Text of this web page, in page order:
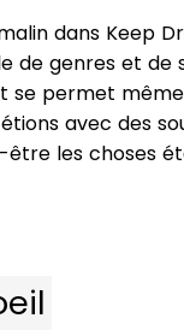
dans Keep
de genres et de
se permet
avec des
les choses